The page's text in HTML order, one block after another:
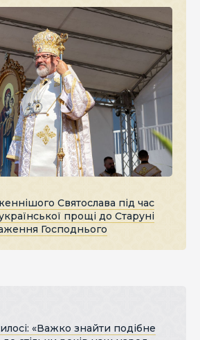
Святослава під час
прощі до Старуні
Господнього
«Важко знайти подібне